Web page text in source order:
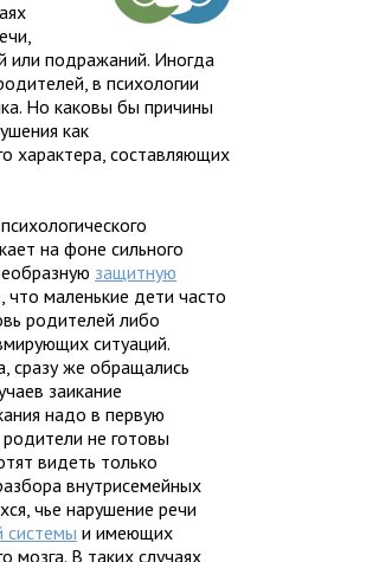
или подражаний. Иногда
в психологии
Но каковы бы причины
как
характера, составляющих
на фоне сильного
защитную
маленькие дети часто
родителей либо
ситуаций.
сразу же обращались
заикание
надо в первую
не готовы
видеть только
внутрисемейных
чье нарушение речи
системы и имеющих
мозга. В таких случаях